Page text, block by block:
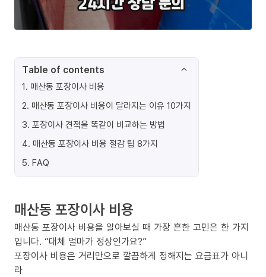
Table of contents
1. 매산동 포장이사 비용
2. 매산동 포장이사 비용이 달라지는 이유 10가지
3. 포장이사 견적을 똑같이 비교하는 방법
4. 매산동 포장이사 비용 절감 팁 8가지
5. FAQ
매산동 포장이사 비용
매산동 포장이사 비용을 알아보실 때 가장 흔한 고민은 한 가지
입니다. “대체 얼마가 정상인가요?”
포장이사 비용은 거리만으로 깔끔하게 정해지는 요금표가 아니
라